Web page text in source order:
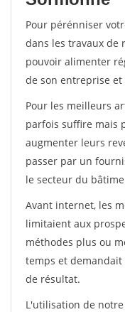
Pour pérénniser
dans les travaux de
pouvoir alimenter
de son entreprise
Pour les meilleurs
parfois suffire mais
augmenter leurs
passer par un
le secteur du
Avant internet, les
limitaient aux
méthodes plus ou
temps et
de résultat.
L'utilisation de